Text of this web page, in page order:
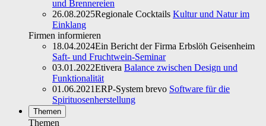
und Brennereien
26.08.2025Regionale Cocktails Kultur und Natur im
Einklang
Firmen informieren
18.04.2024Ein Bericht der Firma Erbslöh Geisenheim
Saft- und Fruchtwein-Seminar
03.01.2022Etivera Balance zwischen Design und
Funktionalität
01.06.2021ERP-System brevo Software für die
Spirituosenherstellung
Themen
Themen